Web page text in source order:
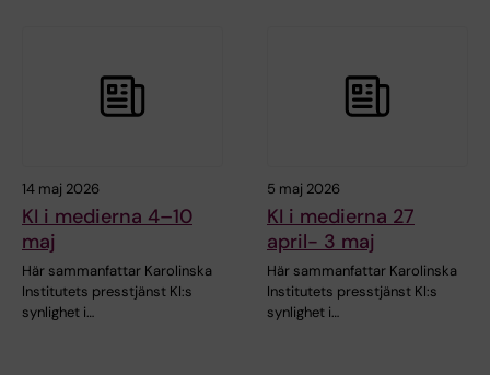
14 maj 2026
KI i medierna 4–10
maj
Här sammanfattar Karolinska
Institutets presstjänst KI:s
synlighet i…
5 maj 2026
KI i medierna 27
april- 3 maj
Här sammanfattar Karolinska
Institutets presstjänst KI:s
synlighet i…